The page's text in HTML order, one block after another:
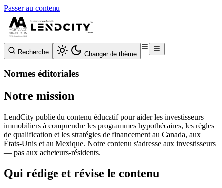
Passer au contenu
Recherche Changer de thème
Normes éditoriales
Notre mission
LendCity publie du contenu éducatif pour aider les investisseurs
immobiliers à comprendre les programmes hypothécaires, les règles
de qualification et les stratégies de financement au Canada, aux
États-Unis et au Mexique. Notre contenu s'adresse aux investisseurs
— pas aux acheteurs-résidents.
Qui rédige et révise le contenu